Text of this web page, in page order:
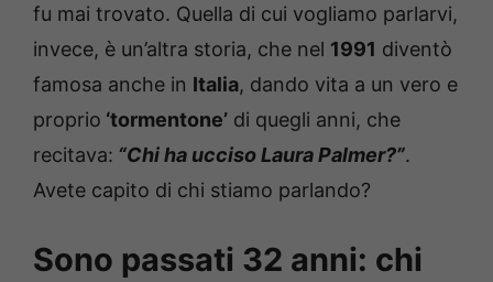
fu mai trovato. Quella di cui vogliamo parlarvi,
invece, è un’altra storia, che nel 1991 diventò
famosa anche in Italia, dando vita a un vero e
proprio ‘tormentone’ di quegli anni, che
recitava: “Chi ha ucciso Laura Palmer?”.
Avete capito di chi stiamo parlando?
Sono passati 32 anni: chi